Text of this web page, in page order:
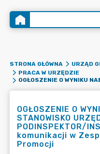
STRONA GŁÓWNA URZĄD
PRACA W URZĘDZIE
OGŁOSZENIE O
STANOWISKO
PODINSPEKTOR/
komunikacji w
Promocji